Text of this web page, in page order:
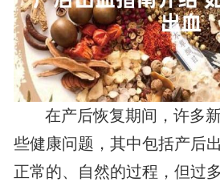
在产后恢复期间，许多
些健康问题，其中包括产后
正常的、自然的过程，但过